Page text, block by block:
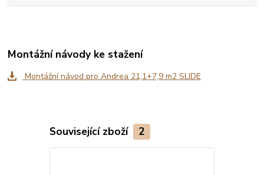
Montážní návody ke stažení
Montážní návod pro Andrea 21,1+7,9 m2 SLIDE
Související zboží 2